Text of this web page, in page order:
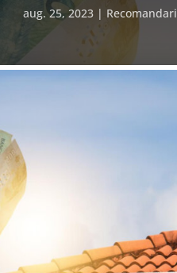
aug. 25, 2023 Recomandari